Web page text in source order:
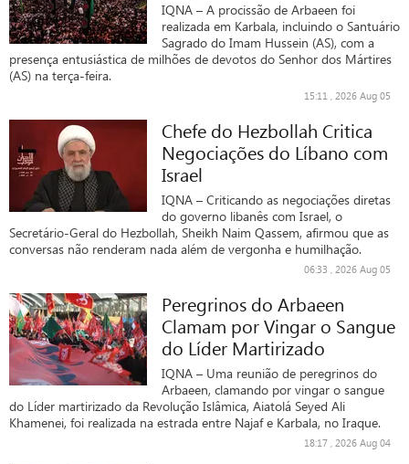
IQNA – A procissão de Arbaeen foi
realizada em Karbala, incluindo o Santuário
Sagrado do Imam Hussein (AS), com a
presença entusiástica de milhões de devotos do Senhor dos Mártires
(AS) na terça-feira.
15:11 , 2026 Aug 05
Chefe do Hezbollah Critica
Negociações do Líbano com
Israel
IQNA – Criticando as negociações diretas
do governo libanês com Israel, o
Secretário-Geral do Hezbollah, Sheikh Naim Qassem, afirmou que as
conversas não renderam nada além de vergonha e humilhação.
06:33 , 2026 Aug 05
Peregrinos do Arbaeen
Clamam por Vingar o Sangue
do Líder Martirizado
IQNA – Uma reunião de peregrinos do
Arbaeen, clamando por vingar o sangue
do Líder martirizado da Revolução Islâmica, Aiatolá Seyed Ali
Khamenei, foi realizada na estrada entre Najaf e Karbala, no Iraque.
18:17 , 2026 Aug 04